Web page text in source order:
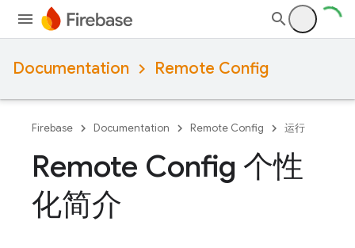
Documentation Remote Config
Firebase Documentation Remote Config 运行
Remote Config 个性
化简介